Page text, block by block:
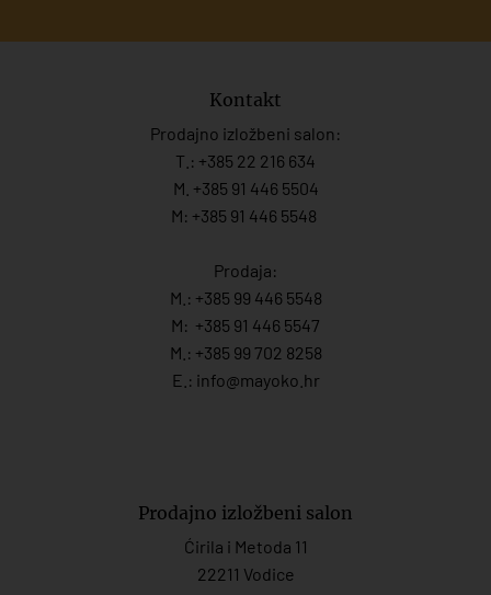
Kontakt
Prodajno izložbeni salon:
T.: +385 22 216 634
M. +385 91 446 5504
M: +385 91 446 5548
Prodaja:
M.: +385 99 446 5548
M: +385 91 446 5547
M.: +385 99 702 8258
E.: info@mayoko. hr
Prodajno izložbeni salon
Ćirila i Metoda 11
22211 Vodice